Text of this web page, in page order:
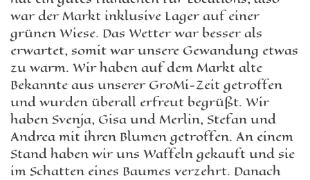
war der Markt inklusive Lager auf einer
grünen Wiese. Das Wetter war besser als
erwartet, somit war unsere Gewandung etwas
zu warm. Wir haben auf dem Markt alte
Bekannte aus unserer GroMi-Zeit getroffen
und wurden überall erfreut begrüßt. Wir
haben Svenja, Gisa und Merlin, Stefan und
Andrea mit ihren Blumen getroffen. An einem
Stand haben wir uns Waffeln gekauft und sie
im Schatten eines Baumes verzehrt. Danach